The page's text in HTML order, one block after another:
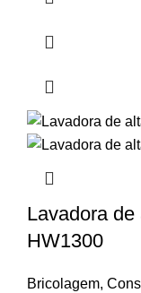
Lavadora
HW1300
Bricolagem,